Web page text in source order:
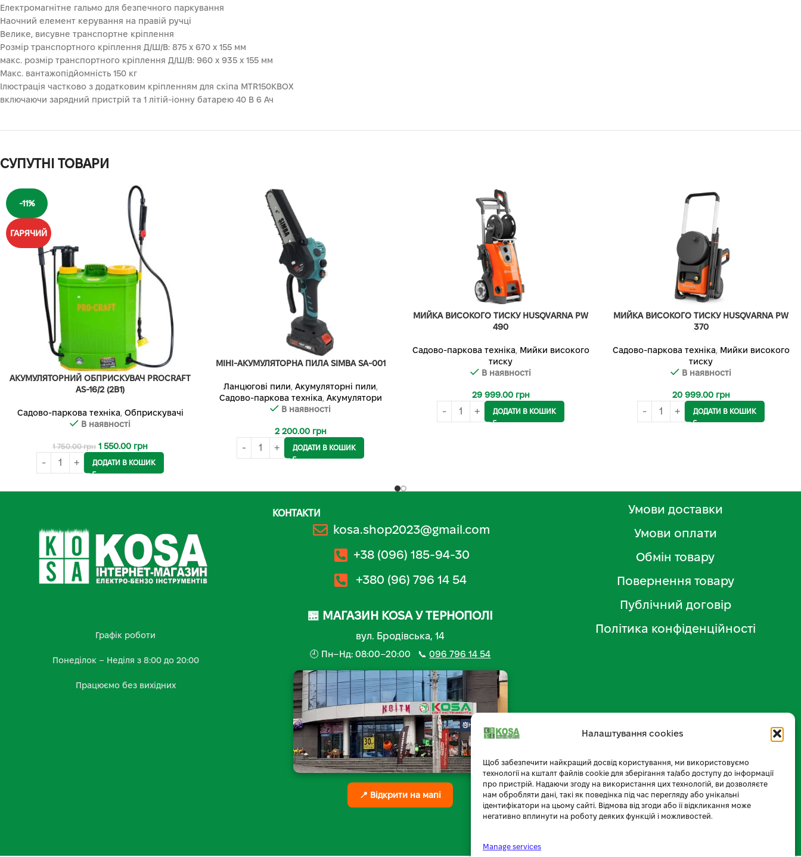
Налаштування cookies
Щоб забезпечити найкращий досвід користування, ми використовуємо
технології на кшталт файлів cookie для зберігання та/або доступу до інформації
про пристрій. Надаючи згоду на використання цих технологій, ви дозволяєте
нам обробляти дані, такі як поведінка під час перегляду або унікальні
ідентифікатори на цьому сайті. Відмова від згоди або її відкликання може
негативно вплинути на роботу деяких функцій і можливостей.
Manage services
Електромагнітне гальмо для безпечного паркування
Наочний елемент керування на правій ручці
Велике, висувне транспортне кріплення
Розмір транспортного кріплення Д/Ш/В: 875 x 670 x 155 мм
макс. розмір транспортного кріплення Д/Ш/В: 960 x 935 x 155 мм
Макс. вантажопідйомність 150 кг
Ілюстрація частково з додатковим кріпленням для скіпа MTR150KBOX
включаючи зарядний пристрій та 1 літій-іонну батарею 40 В 6 Ач
СУПУТНІ ТОВАРИ
-11%
ГАРЯЧИЙ
АКУМУЛЯТОРНИЙ ОБПРИСКУВАЧ PROCRAFT
AS-16/2 (2В1)
Садово-паркова техніка, Обприскувачі
В наявності
1 750.00грн 1 550.00 грн
ДОДАТИ В КОШИК
МІНІ-АКУМУЛЯТОРНА ПИЛА SIMBA SA-001
Ланцюгові пили, Акумуляторні пили,
Садово-паркова техніка, Акумулятори
В наявності
2 200.00 грн
ДОДАТИ В КОШИК
МИЙКА ВИСОКОГО ТИСКУ HUSQVARNA PW
490
Садово-паркова техніка, Мийки високого
тиску
В наявності
29 999.00 грн
ДОДАТИ В КОШИК
МИЙКА ВИСОКОГО ТИСКУ HUSQVARNA PW
370
Садово-паркова техніка, Мийки високого
тиску
В наявності
20 999.00 грн
ДОДАТИ В КОШИК
Графік роботи
Понеділок – Неділя з 8:00 до 20:00
Працюємо без вихідних
КОНТАКТИ
kosa.shop2023@gmail.com
+38 (096) 185-94-30
+380 (96) 796 14 54
🏪 МАГАЗИН KOSA У ТЕРНОПОЛІ
вул. Бродівська, 14
🕘 Пн–Нд: 08:00–20:00 📞096 796 14 54
📍 Відкрити на мапі
Умови доставки
Умови оплати
Обмін товару
Повернення товару
Публічний договір
Політика конфіденційності